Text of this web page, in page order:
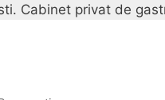
Cabinet privat de